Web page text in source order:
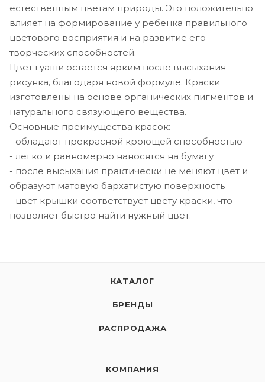
естественным цветам природы. Это положительно
влияет на формирование у ребенка правильного
цветового восприятия и на развитие его
творческих способностей.
Цвет гуаши остается ярким после высыхания
рисунка, благодаря новой формуле. Краски
изготовлены на основе органических пигментов и
натурального связующего вещества.
Основные преимущества красок:
- обладают прекрасной кроющей способностью
- легко и равномерно наносятся на бумагу
- после высыхания практически не меняют цвет и
образуют матовую бархатистую поверхность
- цвет крышки соответствует цвету краски, что
позволяет быстро найти нужный цвет.
КАТАЛОГ
БРЕНДЫ
РАСПРОДАЖА
КОМПАНИЯ